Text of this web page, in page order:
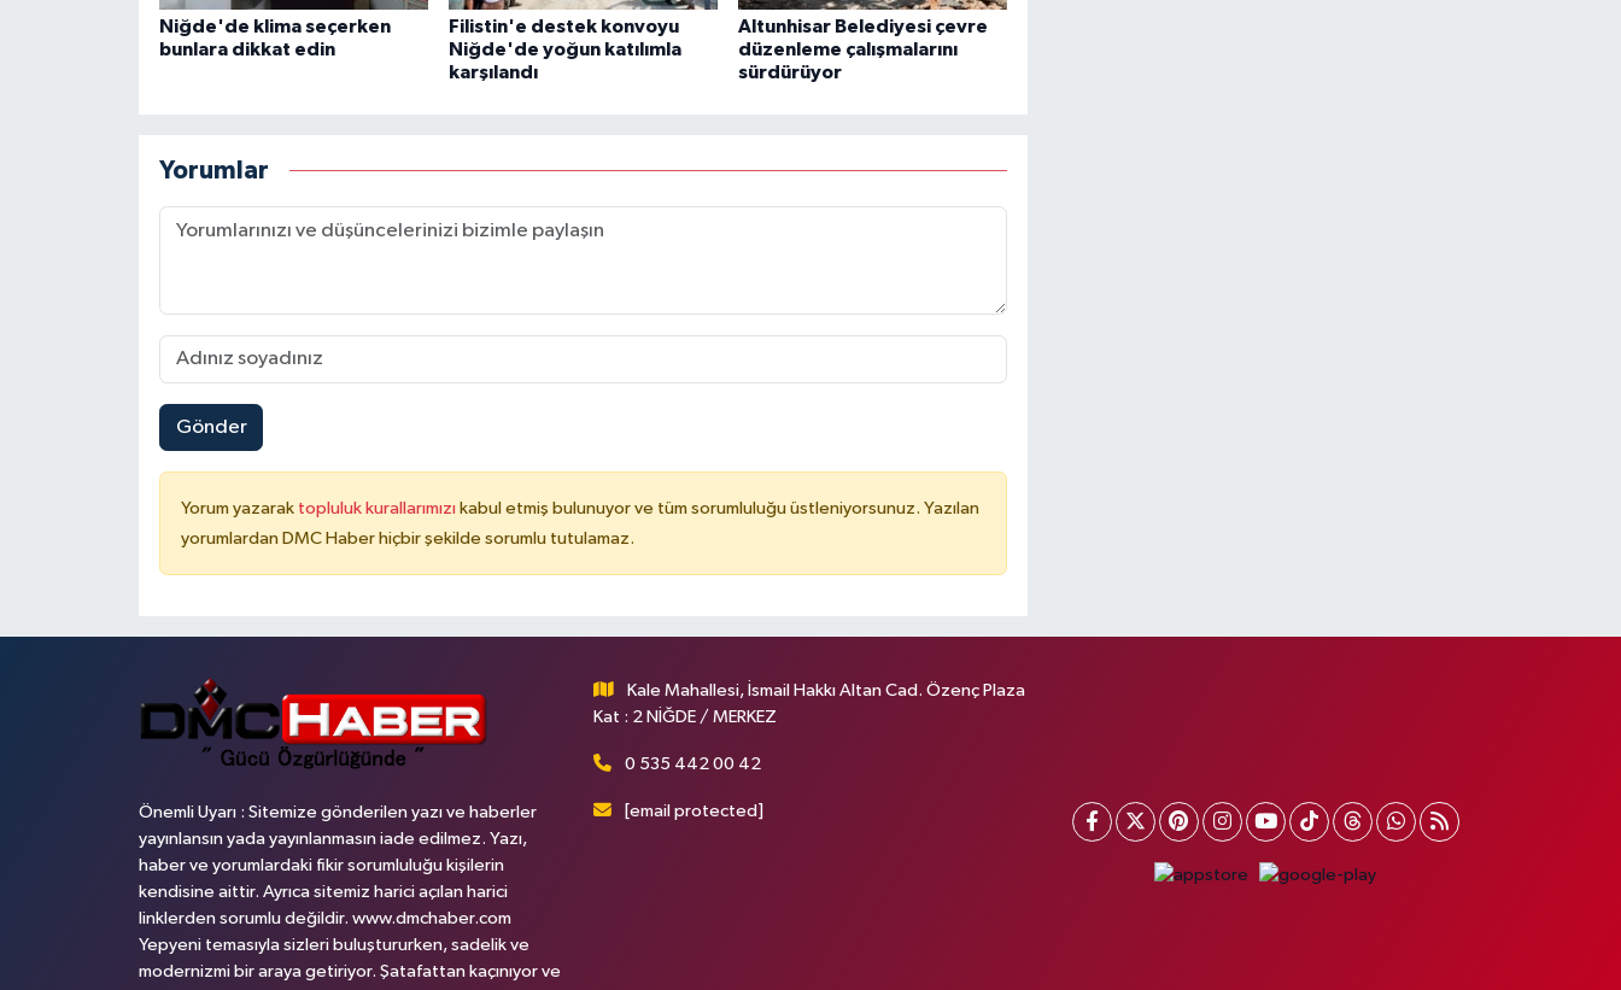
Niğde'de klima seçerken
bunlara dikkat edin
Filistin'e destek konvoyu
Niğde'de yoğun katılımla
karşılandı
Altunhisar Belediyesi çevre
düzenleme çalışmalarını
sürdürüyor
Yorumlar
Gönder
Yorum yazarak topluluk kurallarımızı kabul etmiş bulunuyor ve tüm sorumluluğu üstleniyorsunuz. Yazılan
yorumlardan DMC Haber hiçbir şekilde sorumlu tutulamaz.
Önemli Uyarı : Sitemize gönderilen yazı ve haberler
yayınlansın yada yayınlanmasın iade edilmez. Yazı,
haber ve yorumlardaki fikir sorumluluğu kişilerin
kendisine aittir. Ayrıca sitemiz harici açılan harici
linklerden sorumlu değildir. www.dmchaber.com
Yepyeni temasıyla sizleri buluştururken, sadelik ve
modernizmi bir araya getiriyor. Şatafattan kaçınıyor ve
Kale Mahallesi, İsmail Hakkı Altan Cad. Özenç Plaza
Kat : 2 NİĞDE / MERKEZ
0 535 442 00 42
[email protected]